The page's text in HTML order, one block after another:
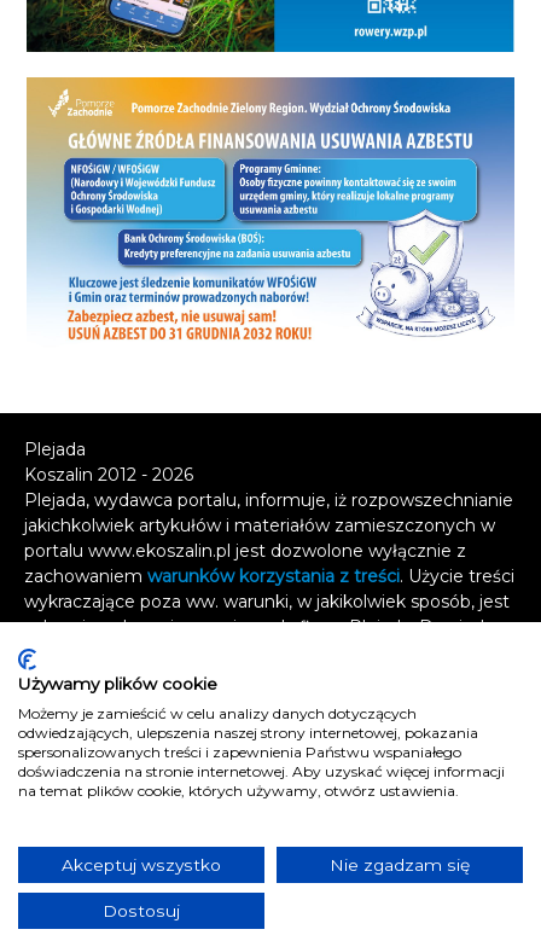
Plejada
Koszalin 2012 - 2026
Plejada, wydawca portalu, informuje, iż rozpowszechnianie
jakichkolwiek artykułów i materiałów zamieszczonych w
portalu www.ekoszalin.pl jest dozwolone wyłącznie z
zachowaniem warunków korzystania z treści. Użycie treści
wykraczające poza ww. warunki, w jakikolwiek sposób, jest
zabronione bez pisemnej zgody firmy Plejada. Dowiedz
się, w jaki sposób możesz uzyskać
wykorzystanie treści.
Naruszenie tych zasad jest łamaniem prawa i grozi
odpowiedzialnością karną.
Wszelkie prawa zastrzeżone.
Kontakt
Polityka prywatności
koszalin.pl
Używamy plików cookie
Możemy je zamieścić w celu analizy danych dotyczących
odwiedzających, ulepszenia naszej strony internetowej, pokazania
spersonalizowanych treści i zapewnienia Państwu wspaniałego
doświadczenia na stronie internetowej. Aby uzyskać więcej informacji
na temat plików cookie, których używamy, otwórz ustawienia.
Akceptuj wszystko Nie zgadzam się
Dostosuj